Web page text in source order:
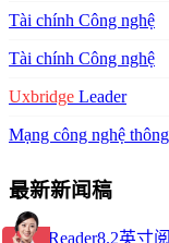
Tài chính Công nghệ
Tài chính Công nghệ
Uxbridge Leader
Mạng công nghệ
最新新闻稿
掌阅iReader8.2英寸